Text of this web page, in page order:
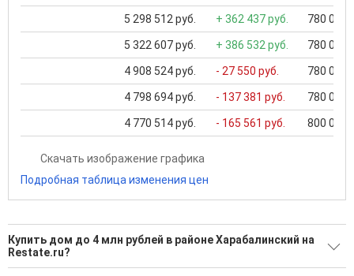
5 298 512 руб. + 362 437 руб. 780 000
5 322 607 руб. + 386 532 руб. 780 000
4 908 524 руб. - 27 550 руб. 780 000
4 798 694 руб. - 137 381 руб. 780 000
4 770 514 руб. - 165 561 руб. 800 000
Скачать изображение графика
Подробная таблица изменения цен
Купить дом до 4 млн рублей в районе Харабалинский на
Restate.ru?